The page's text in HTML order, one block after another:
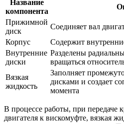
Название
компонента
Прижимной
диск
Соединяет вал
Корпус
Содержит
Внутренние
диски
Разделены
вращаться
Вязкая
жидкость
Заполняет
дисками и создает
момента
В процессе работы, при передаче
двигателя к вискомуфте, вязкая